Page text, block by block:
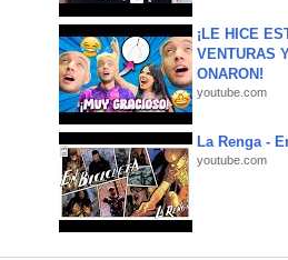
¡LE HICE
VENTURAS
ONARON!
youtube.com
La Renga -
youtube.com